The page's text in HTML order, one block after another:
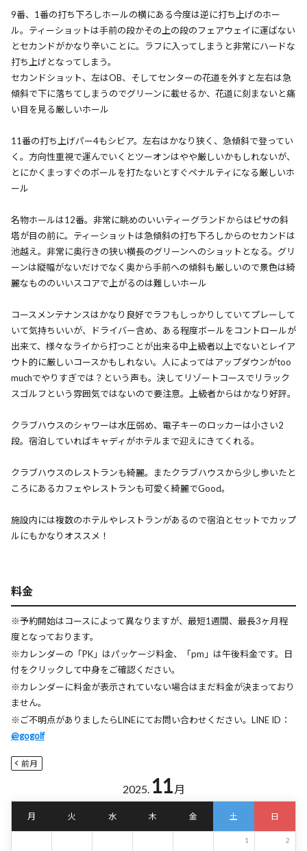
9番、1番の打ち下ろしホールの横にある今度は逆に打ち上げのホー
ル。ティーショットは手前の段かその上の段のフェアウェイに運ばない
とセカンドがかなり辛いことに。ラフに入ってしまうと非常にハードな
打ち上げとなってしまう。
セカンドショット、左はOB、そしてセンターの花道を外すと左右は急
傾斜で下に落ちてしまうのでグリーンに載せるか、花道に刻まないと痛
い目を見る厳しいホール
11番の打ち上げパー4もシビア。左右はかなり狭く、急傾斜で登ってい
く。方向性重視で運んでいくとツーオンはやや厳しいかもしれないが、
とにかくまっすぐのボールを打たないとすぐペナルティになる厳しいホ
ール
名物ホールは12番。非常に眺めのいいティーグランドからはピサの斜
塔が目の前に。ティーショットは急傾斜の打ち下ろしからのセカンドは
池越え。非常に奥行きの狭い横長のグリーンへのショットとなる。グリ
ーンは縦幅がないだけでなく奥から手前への傾斜も厳しいので景色は綺
麗なもののいいスコアで上がるのは難しいホール
コースメンテナンスはかなり良好でラフもしっかりしていてプレーして
いて気持ちいいが、ドライバー含め、ある程度ボールをコントロールが
出来て、様々なライから打つことが出来る中上級者以上でないとレイア
ウト的に厳しいコースかもしれない。人によってはアップダウンがtoo
muchでやりすぎでは？という声も。決してリゾートコースでリラック
スゴルフという雰囲気ではないので要注意。上級者からはかなり好評。
クラブハウスのシャワーは水圧弱め、電子キーのロッカーは小さい2
段。宿泊していればキャディがホテルまで迎えにきてくれる。
クラブハウスのレストランも綺麗。またクラブハウスから少し歩いたと
ころにあるカフェやレストランも可愛く綺麗でGood。
施設内には複数のホテルやレストランがあるので宿泊とセットでカップ
ルにもかなりオススメ！
料金
※予約開始はコースによって異なりますが、最短1週間、最長3ヶ月程
度となっております。
※カレンダーの「PK」はパッケージ料金、「pm」は午後料金です。日
付をクリックして中身をご確認ください。
※カレンダーに料金が表示されていない場合はまだ料金が決まっており
ません。
※ご不明点がありましたらLINEにてお問い合わせください。LINE ID：
@gogolf
前月
2025. 11 月
月 火 水 木 金 土 日
1 2